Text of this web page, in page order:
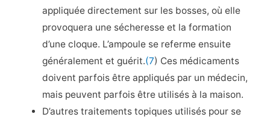
appliquée directement sur les bosses, où elle
provoquera une sécheresse et la formation
d’une cloque. L’ampoule se referme ensuite
généralement et guérit.(7) Ces médicaments
doivent parfois être appliqués par un médecin,
mais peuvent parfois être utilisés à la maison.
D’autres traitements topiques utilisés pour se